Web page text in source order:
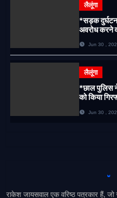
लैलूंगा
*सड़क दुर्घटना
अवरोध करने
Jun 30 ,
लैलूंगा
*छाल पुलिस
को किया
Jun 30 ,
राकेश जायसवाल एक वरिष्ठ पत्रकार हैं,